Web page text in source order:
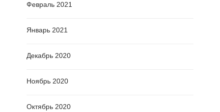
Февраль 2021
Январь 2021
Декабрь 2020
Ноябрь 2020
Октябрь 2020